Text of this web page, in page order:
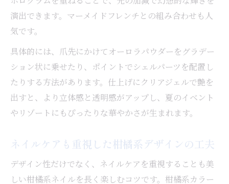
演出できます。マーメイドフレンチとの組み合わせも人
気です。
具体的には、爪先にかけてオーロラパウダーをグラデー
ション状に乗せたり、ポイントでシェルパーツを配置し
たりする方法があります。仕上げにクリアジェルで艶を
出すと、より立体感と透明感がアップし、夏のイベント
やリゾートにもぴったりな華やかさが生まれます。
ネイルケアも重視した柑橘系デザインの工夫
デザイン性だけでなく、ネイルケアを重視することも美
しい柑橘系ネイルを長く楽しむコツです。柑橘系カラー